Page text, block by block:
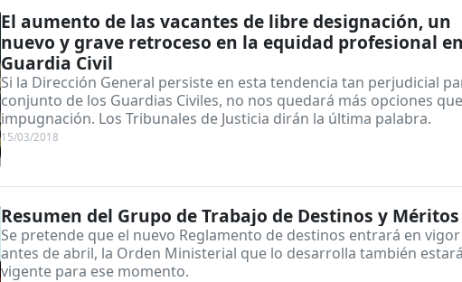
El aumento de las vacantes de libre designación, un
nuevo y grave retroceso en la equidad profesional
Guardia Civil
Si la Dirección General persiste en esta tendencia tan perjudicial
conjunto de los Guardias Civiles, no nos quedará más opciones
impugnación. Los Tribunales de Justicia dirán la última palabra.
15/03/2018
Resumen del Grupo de Trabajo de Destinos y Méritos
Se pretende que el nuevo Reglamento de destinos entrará en vigor
antes de abril, la Orden Ministerial que lo desarrolla también estará
vigente para ese momento.